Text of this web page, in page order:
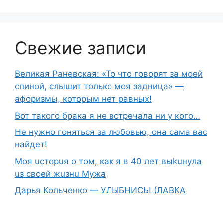
Свежие записи
Великая Раневская: «То что говорят за моей
спиной, слышит только моя задница» —
афоризмы, которым нет равных!
Вот такого брака я не встречала ни у кого…
Не нужно гоняться за любовью, она сама вас
найдет!
Moя ucтopuя о том, как я в 40 лет выkuнyлa
uз свoeй жuзнu Myжа
Дарья Кольченко — УЛЫБНИСЬ! (ЛАВКА